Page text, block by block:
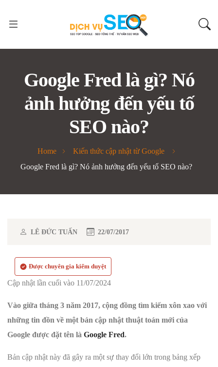
Google Fred là gì? Nó
ảnh hưởng đến yếu tố
SEO nào?
Home
Kiến thức cập nhật từ Google
Google Fred là gì? Nó ảnh hưởng đến yếu tố SEO nào?
LÊ ĐỨC TUẤN 22/07/2017
Được chuyên gia kiểm duyệt
Cập nhật lần cuối vào 11/07/2024
Vào giữa tháng 3 năm 2017, cộng đồng tìm kiếm xôn xao với
những tin đồn về một bản cập nhật thuật toán mới của
Google được đặt tên là Google Fred.
Bản cập nhật này đã gây ra một sự thay đổi lớn trong bảng xếp